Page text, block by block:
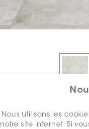
Nous utilisons les
notre site internet. Si